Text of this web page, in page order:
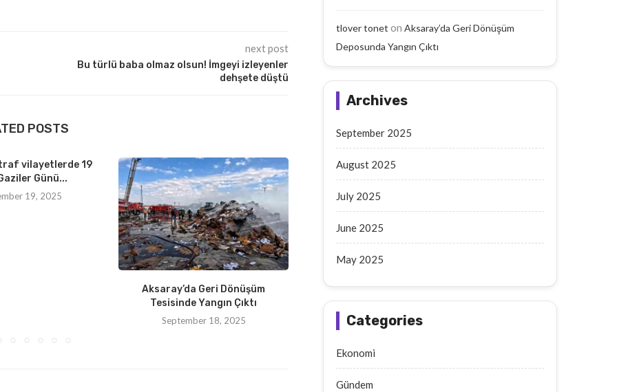
next post
Bu türlü baba olmaz olsun! İmgeyi izleyenler
dehşete düştü
POSTS
vilayetlerde 19
Günü...
19, 2025
Aksaray’da Geri Dönüşüm
Tesisinde Yangın Çıktı
September 18, 2025
Aksaray’da Geri Dönüşüm
Deposunda Yangın Çıktı
September 18, 2025
Yaşlı Adam Arabanın
tlover tonet on Aksaray’da Geri Dönüşüm
Deposunda Yangın Çıktı
Archives
September 2025
August 2025
July 2025
June 2025
May 2025
Categories
Ekonomi
Gündem